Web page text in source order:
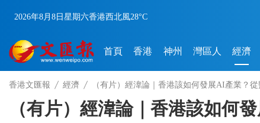
2026年8月8日 星期六香港西北風28°C
首頁 香港 神州 灣區人 經濟
香港文匯報 經濟 （有片）經湋論｜香港該如何發展AI產業？
（有片）經湋論｜香港該如何